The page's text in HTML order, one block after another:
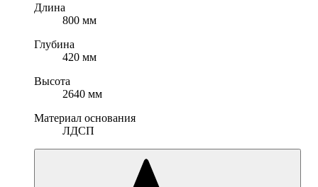
Длина
800 мм
Глубина
420 мм
Высота
2640 мм
Материал основания
ЛДСП